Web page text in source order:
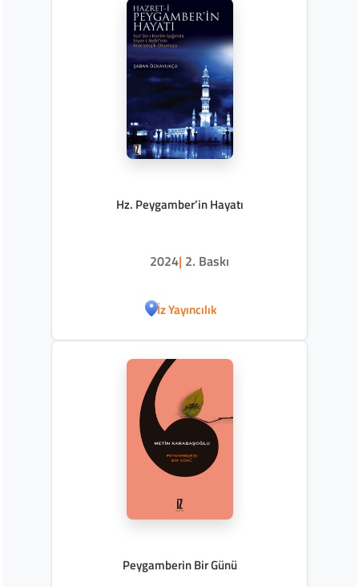
Hz. Peygamber’in Hayatı
2024| 2. Baskı
İz Yayıncılık
Peygamberin Bir Günü